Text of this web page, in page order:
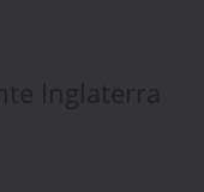
Inglaterra